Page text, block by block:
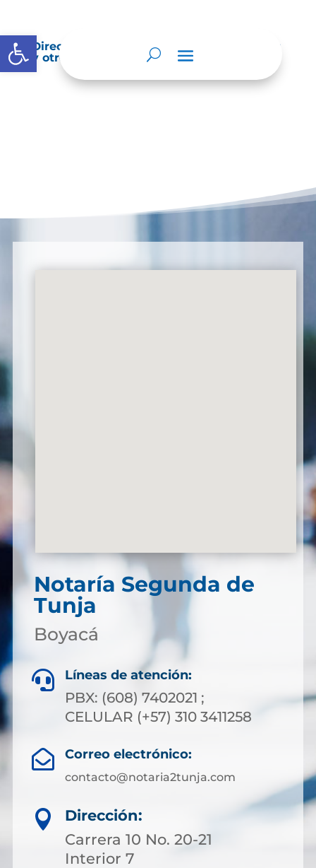
Abrir barra de herramientas
Directorio de agremiaciones, asociaciones
y otros grupos de interés
Notaría Segunda de
Tunja
Boyacá
 Líneas de atención:
PBX: (608) 7402021 ;
CELULAR (+57) 310 3411258
 Correo electrónico:
contacto@notaria2tunja.com

Dirección:
Carrera 10 No. 20-21
Interior 7